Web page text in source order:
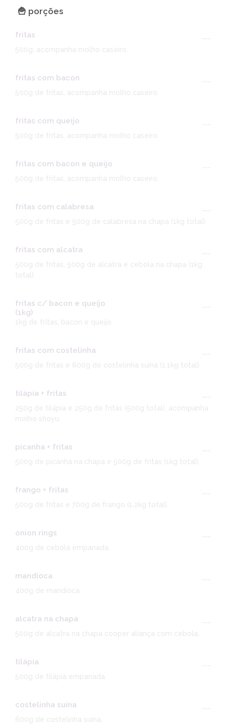
🍟 porções
fritas
---
500g, acompanha molho caseiro.
fritas com bacon
---
500g de fritas, acompanha molho caseiro.
fritas com queijo
---
500g de fritas, acompanha molho caseiro.
fritas com bacon e queijo
---
500g de fritas, acompanha molho caseiro.
fritas com calabresa
---
500g de fritas e 500g de calabresa na chapa (1kg total).
fritas com alcatra
---
500g de fritas, 500g de alcatra e cebola na chapa (1kg
total).
fritas c/ bacon e queijo
(1kg)
---
1kg de fritas, bacon e queijo.
fritas com costelinha
---
500g de fritas e 600g de costelinha suína (1,1kg total).
tilápia + fritas
---
250g de tilápia e 250g de fritas (500g total), acompanha
picanha + fritas
---
500g de picanha na chapa e 500g de fritas (1kg total).
frango + fritas
---
500g de fritas e 700g de frango (1,2kg total).
onion rings
---
400g de cebola empanada.
mandioca
---
400g de mandioca.
alcatra na chapa
---
500g de alcatra na chapa cooper aliança com cebola.
tilápia
---
500g de tilápia empanada.
costelinha suína
---
600g de costelinha suína.